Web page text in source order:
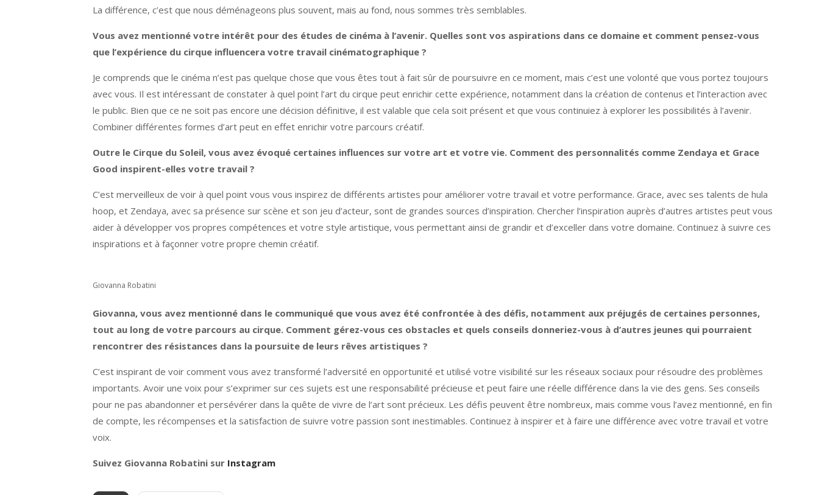
La différence, c’est que nous déménageons plus souvent, mais au fond, nous sommes très semblables.
Vous avez mentionné votre intérêt pour des études de cinéma à l’avenir. Quelles sont vos aspirations dans ce domaine et comment pensez-vous
que l’expérience du cirque influencera votre travail cinématographique ?
Je comprends que le cinéma n’est pas quelque chose que vous êtes tout à fait sûr de poursuivre en ce moment, mais c’est une volonté que vous portez toujours
avec vous. Il est intéressant de constater à quel point l’art du cirque peut enrichir cette expérience, notamment dans la création de contenus et l’interaction avec
le public. Bien que ce ne soit pas encore une décision définitive, il est valable que cela soit présent et que vous continuiez à explorer les possibilités à l’avenir.
Combiner différentes formes d’art peut en effet enrichir votre parcours créatif.
Outre le Cirque du Soleil, vous avez évoqué certaines influences sur votre art et votre vie. Comment des personnalités comme Zendaya et Grace
Good inspirent-elles votre travail ?
C’est merveilleux de voir à quel point vous vous inspirez de différents artistes pour améliorer votre travail et votre performance. Grace, avec ses talents de hula
hoop, et Zendaya, avec sa présence sur scène et son jeu d’acteur, sont de grandes sources d’inspiration. Chercher l’inspiration auprès d’autres artistes peut vous
aider à développer vos propres compétences et votre style artistique, vous permettant ainsi de grandir et d’exceller dans votre domaine. Continuez à suivre ces
inspirations et à façonner votre propre chemin créatif.
Giovanna Robatini
Giovanna, vous avez mentionné dans le communiqué que vous avez été confrontée à des défis, notamment aux préjugés de certaines personnes,
tout au long de votre parcours au cirque. Comment gérez-vous ces obstacles et quels conseils donneriez-vous à d’autres jeunes qui pourraient
rencontrer des résistances dans la poursuite de leurs rêves artistiques ?
C’est inspirant de voir comment vous avez transformé l’adversité en opportunité et utilisé votre visibilité sur les réseaux sociaux pour résoudre des problèmes
importants. Avoir une voix pour s’exprimer sur ces sujets est une responsabilité précieuse et peut faire une réelle différence dans la vie des gens. Ses conseils
pour ne pas abandonner et persévérer dans la quête de vivre de l’art sont précieux. Les défis peuvent être nombreux, mais comme vous l’avez mentionné, en fin
de compte, les récompenses et la satisfaction de suivre votre passion sont inestimables. Continuez à inspirer et à faire une différence avec votre travail et votre
voix.
Suivez Giovanna Robatini sur Instagram